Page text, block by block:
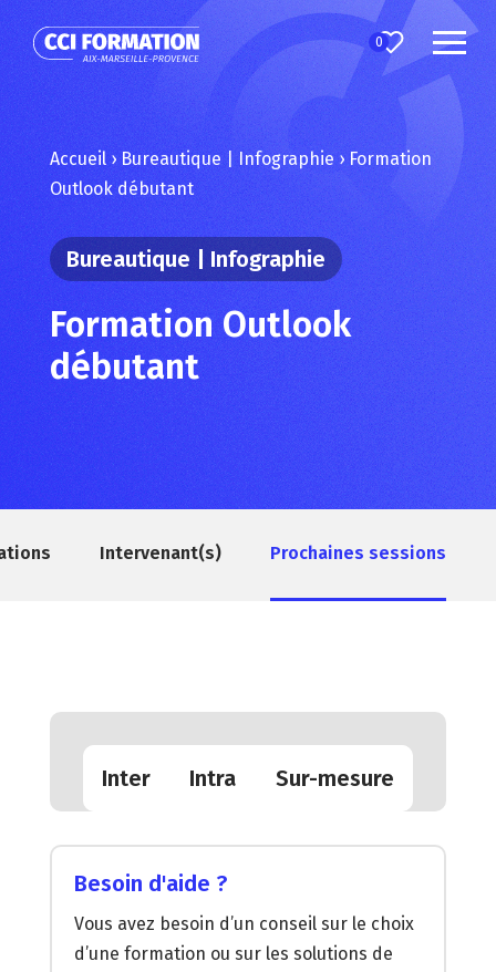
0
Accueil› Bureautique | Infographie› Formation
Outlook débutant
Bureautique | Infographie
Formation Outlook
débutant
Intervenant(s) Prochaines sessions
Inter Intra Sur-mesure
Besoin d'aide ?
Vous avez besoin d’un conseil sur le choix
d’une formation ou sur les solutions de